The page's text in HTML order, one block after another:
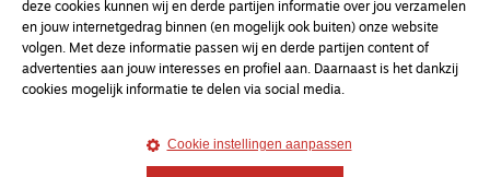
deze cookies kunnen wij en derde partijen informatie over jou verzamelen
en jouw internetgedrag binnen (en mogelijk ook buiten) onze website
volgen. Met deze informatie passen wij en derde partijen content of
advertenties aan jouw interesses en profiel aan. Daarnaast is het dankzij
cookies mogelijk informatie te delen via social media.
Cookie instellingen aanpassen